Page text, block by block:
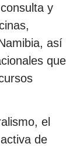
y
así
que
el
de